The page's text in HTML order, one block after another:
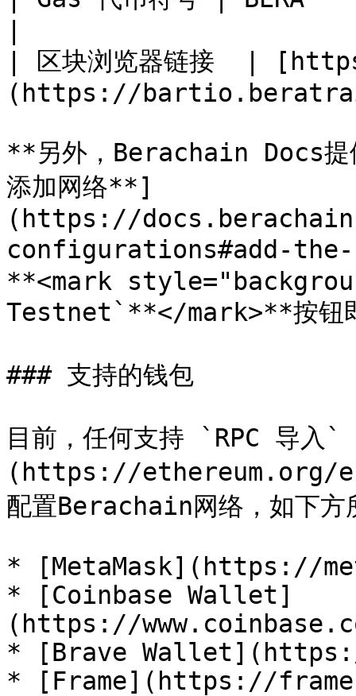
| 区块浏览器链接  |
(https://
**另外，Berachain Docs提
添加网络**]
(https://
configurations#add-
**<mark
Testnet`**</mark>**按钮
### 支持的钱包
目前，任何支持 `RPC 导入
(https://
配置Berachain网络，如下方
* [MetaMask](https://
* [Coinbase Wallet]
(https://
* [Brave
* [Frame](https://